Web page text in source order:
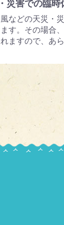
災害での臨時
などの天災・
す。その場合
ますので、あ